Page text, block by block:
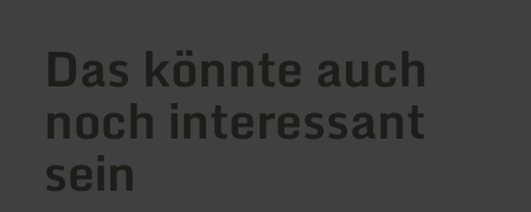
Das könnte auch
noch interessant
sein